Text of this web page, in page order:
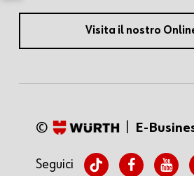
Visita il nostro
© E-
facebook
tiktok